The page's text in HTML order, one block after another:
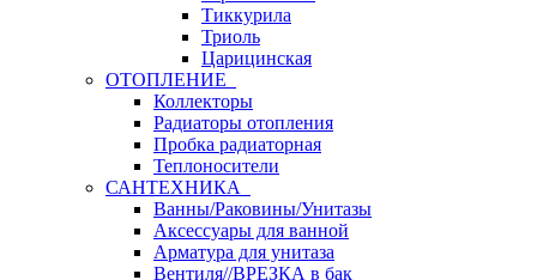
Тиккурила
Триоль
Царицинская
ОТОПЛЕНИЕ
Коллекторы
Радиаторы отопления
Пробка радиаторная
Теплоносители
САНТЕХНИКА
Ванны/Раковины/Унитазы
Аксессуары для ванной
Арматура для унитаза
Вентиля//ВРЕЗКА в бак